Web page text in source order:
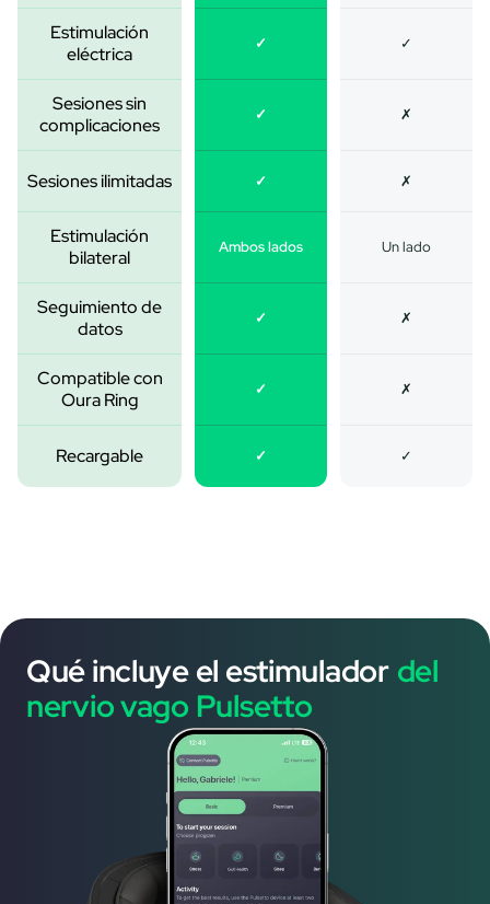
Estimulación
eléctrica
✓ ✓
Sesiones sin
complicaciones
✓ ✗
Sesiones ilimitadas ✓ ✗
Estimulación
bilateral
Ambos lados Un lado
Seguimiento de
datos
✓ ✗
Compatible con
Oura Ring
✓ ✗
Recargable ✓ ✓
Qué incluye el estimulador del
nervio vago Pulsetto